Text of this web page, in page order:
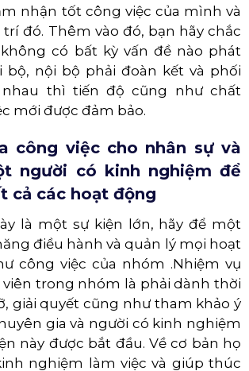
nhận tốt công việc của mình và
đó. Thêm vào đó, bạn hãy chắc
có bất kỳ vấn đề nào phát
bộ, nội bộ phải đoàn kết và phối
thì tiến độ cũng như chất
mới được đảm bảo.
công việc cho nhân sự và
người có kinh nghiệm để
cả các hoạt động
là một sự kiện lớn, hãy để một
điều hành và quản lý mọi hoạt
công việc của nhóm .Nhiệm vụ
viên trong nhóm là phải dành thời
giải quyết cũng như tham khảo ý
gia và người có kinh nghiệm
này được bắt đầu. Về cơ bản họ
nghiệm làm việc và giúp thúc